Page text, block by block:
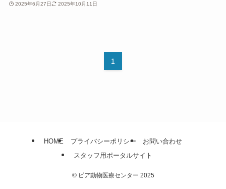
2025年6月27日 2025年10月11日
1
HOME プライバシーポリシー
お問い合わせ
スタッフ用ポータルサイト
©ピア動物医療センター 2025